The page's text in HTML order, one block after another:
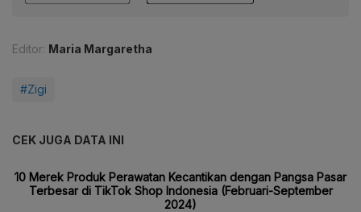
Editor: Maria Margaretha
#Zigi
CEK JUGA DATA INI